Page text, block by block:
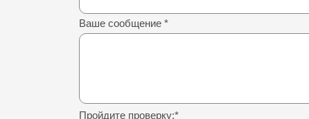
Ваше сообщение *
Пройдите проверку:*